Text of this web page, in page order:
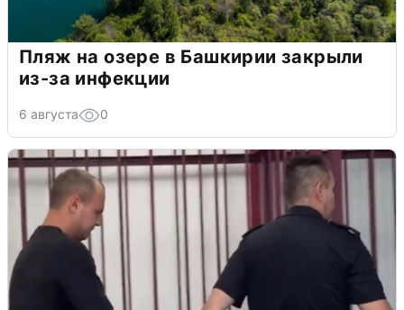
Пляж на озере в Башкирии закрыли
из-за инфекции
6 августа 0